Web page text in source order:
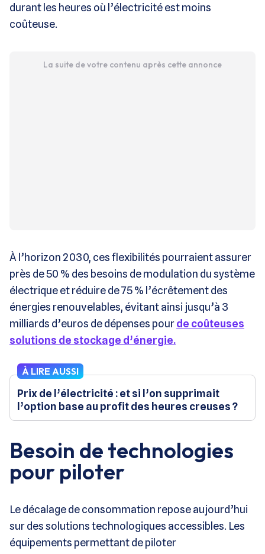
durant les heures où l’électricité est moins
coûteuse.
La suite de votre contenu après cette annonce
À l’horizon 2030, ces flexibilités pourraient assurer
près de 50 % des besoins de modulation du système
électrique et réduire de 75 % l’écrêtement des
énergies renouvelables, évitant ainsi jusqu’à 3
milliards d’euros de dépenses pourde coûteuses
solutions de stockage d’énergie.
À LIRE AUSSI
Prix de l’électricité : et si l’on supprimait
l’option base au profit des heures creuses ?
Besoin de technologies
pour piloter
Le décalage de consommation repose aujourd’hui
sur des solutions technologiques accessibles. Les
équipements permettant de piloter